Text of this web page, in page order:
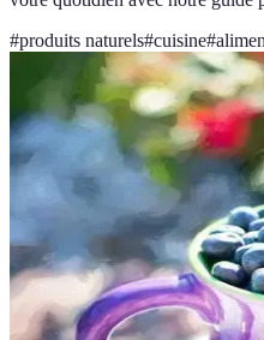
#produits naturels#cuisine#